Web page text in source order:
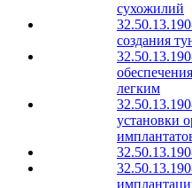
сухожилий
создания
легким
установки